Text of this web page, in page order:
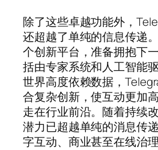
除了这些卓越功能外，
还超越了单纯的信息传递
个创新平台，准备拥抱下
括由专家系统和人工智能
世界高度依赖数据，
合复杂创新，使互动更加
走在行业前沿。随着持续
潜力已超越单纯的消息传
字互动、商业甚至在线治